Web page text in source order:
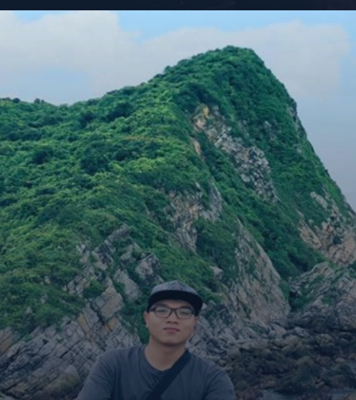
https://kiemvieclam.vn/dao-quan-lan